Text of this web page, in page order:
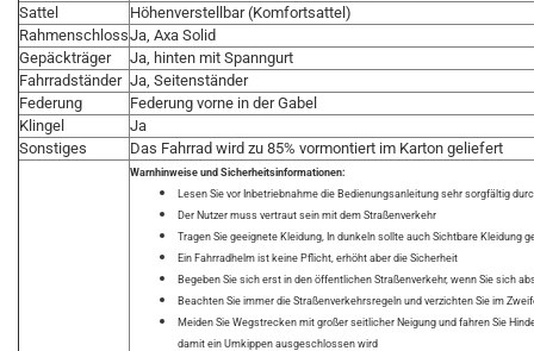
Sattel
Höhenverstellbar (Komfortsattel)
RahmenschlossJa, Axa Solid
Gepäckträger
Ja, hinten mit Spanngurt
Fahrradständer Ja, Seitenständer
Federung
Federung vorne in der Gabel
Klingel
Ja
Sonstiges
Das Fahrrad wird zu 85% vormontiert im Karton geliefert
Warnhinweise und Sicherheitsinformationen:
Lesen Sie vor Inbetriebnahme die Bedienungsanleitung sehr sorgfältig
Der Nutzer muss vertraut sein mit dem Straßenverkehr
Tragen Sie geeignete Kleidung, In dunkeln sollte auch Sichtbare Kleidung
Ein Fahrradhelm ist keine Pflicht, erhöht aber die Sicherheit
Begeben Sie sich erst in den öffentlichen Straßenverkehr, wenn Sie sich
Beachten Sie immer die Straßenverkehrsregeln und verzichten Sie im
Meiden Sie Wegstrecken mit großer seitlicher Neigung und fahren Sie
damit ein Umkippen ausgeschlossen wird